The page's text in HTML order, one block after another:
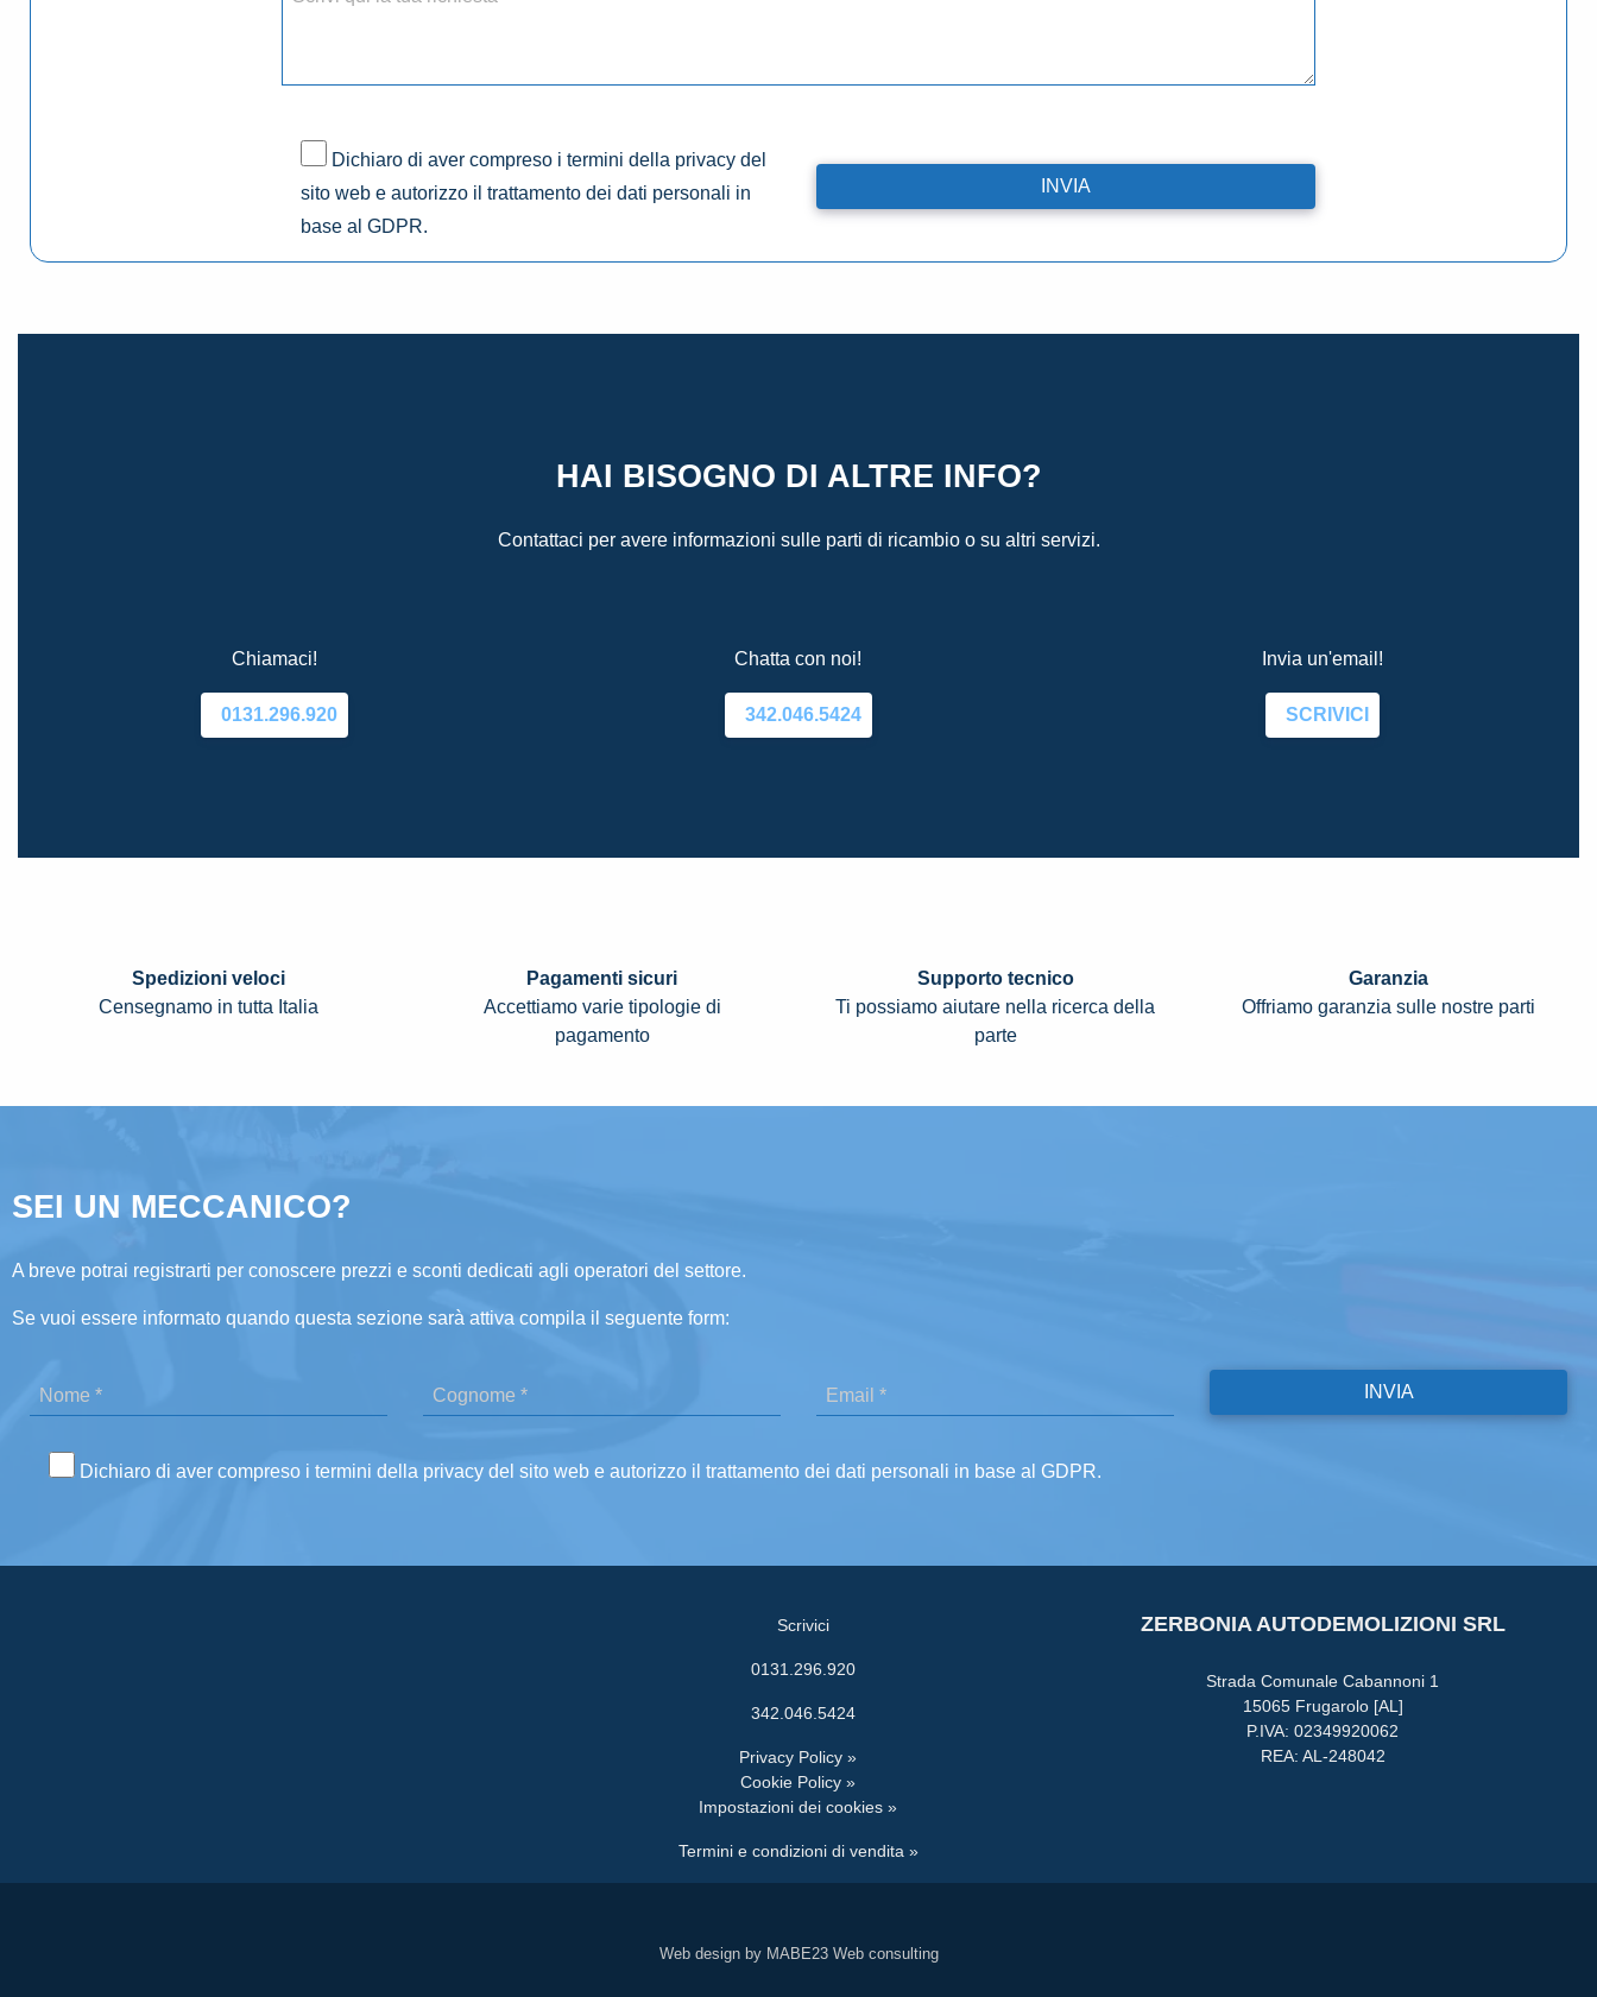
Dichiaro di aver compreso i termini della privacy del
sito web e autorizzo il trattamento dei dati personali in
base al GDPR.
HAI BISOGNO DI ALTRE INFO?
Contattaci per avere informazioni sulle parti di ricambio o su altri servizi.
Chiamaci!
0131.296.920
Chatta con noi!
342.046.5424
Invia un'email!
SCRIVICI
Spedizioni veloci
Censegnamo in tutta Italia
Pagamenti sicuri
Accettiamo varie tipologie di
pagamento
Supporto tecnico
Ti possiamo aiutare nella ricerca della
parte
Garanzia
Offriamo garanzia sulle nostre parti
SEI UN MECCANICO?
A breve potrai registrarti per conoscere prezzi e sconti dedicati agli operatori del settore.
Se vuoi essere informato quando questa sezione sarà attiva compila il seguente form:
Dichiaro di aver compreso i termini della privacy del sito web e autorizzo il trattamento dei dati personali in base al GDPR.
Scrivici
0131.296.920
342.046.5424
Privacy Policy »
Cookie Policy »
Impostazioni dei cookies »
Termini e condizioni di vendita »
ZERBONIA AUTODEMOLIZIONI SRL
Strada Comunale Cabannoni 1
15065 Frugarolo [AL]
P.IVA: 02349920062
REA: AL-248042
Web design by MABE23 Web consulting